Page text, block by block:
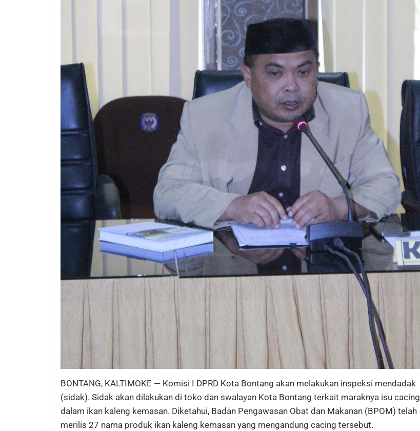
BONTANG, KALTIMOKE — Komisi I DPRD Kota Bontang akan melakukan inspeksi mendadak
(sidak). Sidak akan dilakukan di toko dan swalayan Kota Bontang terkait maraknya isu cacing
dalam ikan kaleng kemasan. Diketahui, Badan Pengawasan Obat dan Makanan (BPOM) telah
merilis 27 nama produk ikan kaleng kemasan yang mengandung cacing tersebut.